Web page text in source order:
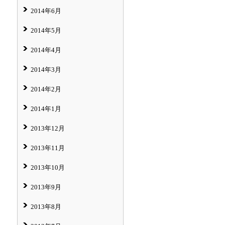
2014年6月
2014年5月
2014年4月
2014年3月
2014年2月
2014年1月
2013年12月
2013年11月
2013年10月
2013年9月
2013年8月